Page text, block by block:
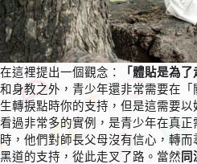
在這裡提出一個觀念： 「體貼是為了
和身教之外，青少年還非常需要在「
生轉捩點時你的支持，但是這需要
看過非常多的實例，是青少年在真
時，他們對師長父母沒有信心，轉
黑道的支持，從此走叉了路。當然